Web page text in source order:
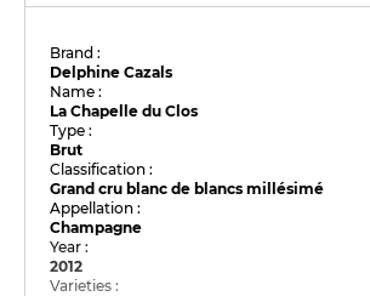
Brand :
Delphine Cazals
Name :
La Chapelle du Clos
Type :
Brut
Classification :
Grand cru blanc de blancs millésimé
Appellation :
Champagne
Year :
2012
Varieties :